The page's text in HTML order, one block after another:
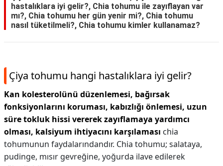
hastalıklara iyi gelir?, Chia tohumu ile zayıflayan var
mı?, Chia tohumu her gün yenir mi?, Chia tohumu
nasıl tüketilmeli?, Chia tohumu kimler kullanamaz?
Çiya tohumu hangi hastalıklara iyi gelir?
Kan kolesterolünü düzenlemesi, bağırsak
fonksiyonlarını koruması, kabızlığı önlemesi, uzun
süre tokluk hissi vererek zayıflamaya yardımcı
olması, kalsiyum ihtiyacını karşılaması chia
tohumunun faydalarındandır. Chia tohumu; salataya,
pudinge, mısır gevreğine, yoğurda ilave edilerek